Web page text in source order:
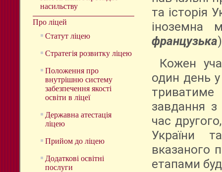
насильству
Про ліцей
Статут ліцею
Стратегія розвитку ліцею
Положення про
внутрішню систему
забезпечення якості
освіти в ліцеї
Державна атестація
ліцею
Прийом до ліцею
Додаткові освітні
послуги
та історія
іноземна
французька
Кожен
один день
завдання з
час
України
вказаного
етапами